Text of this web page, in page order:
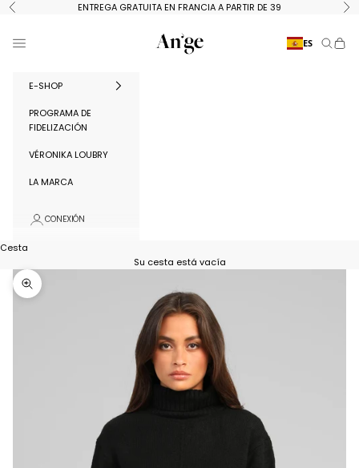
Ir al contenido
Anterior ENTREGA GRATUITA EN FRANCIA A PARTIR DE 39
Ange Paris
Menú ES Buscar
E-SHOP
PROGRAMA DE
FIDELIZACIÓN
VÉRONIKA LOUBRY
LA MARCA
CONEXIÓN
Cesta
Su cesta está vacía
Ampliar la imagen